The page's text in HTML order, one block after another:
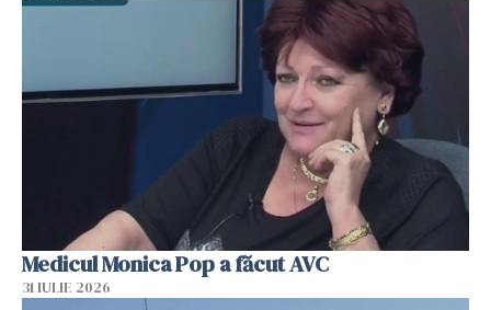
Medicul Monica Pop a făcut AVC
31 IULIE 2026